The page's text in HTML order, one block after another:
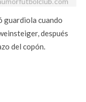
guardiola cuando
después
del copón.